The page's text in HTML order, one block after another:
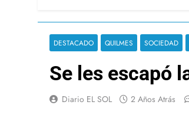
DESTACADO QUILMES SOCIEDAD
Se les escapó
Diario EL SOL 2 Años Atrás